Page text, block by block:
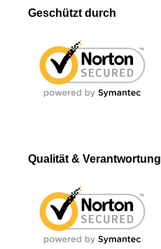
Geschützt durch
Qualität & Verantwortung